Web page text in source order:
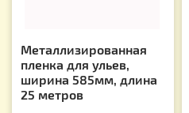
Металлизированная
пленка для ульев,
ширина 585мм, длина
25 метров